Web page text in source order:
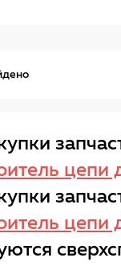
цепи
цепи